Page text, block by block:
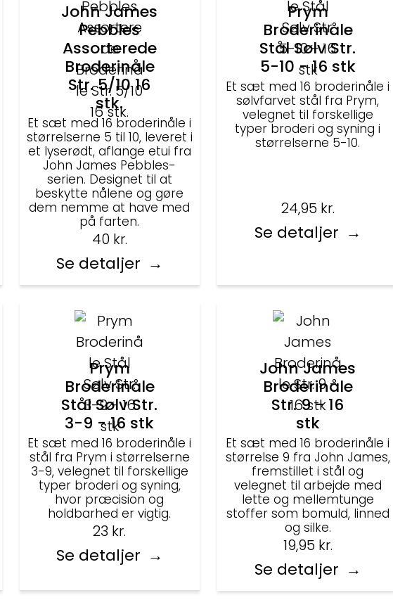
John James
Pebbles
Assorterede
Broderinåle
Str. 5/10 16
stk.
Et sæt med 16 broderinåle i
størrelserne 5 til 10, leveret i
et lyserødt, aflange etui fra
John James Pebbles-
serien. Designet til at
beskytte nålene og gøre
dem nemme at have med
på farten.
40 kr.
Se detaljer
Prym
Broderinåle
Stål Sølv Str.
5-10 - 16 stk
Et sæt med 16 broderinåle i
sølvfarvet stål fra Prym,
velegnet til forskellige
typer broderi og syning i
størrelserne 5-10.
24,95 kr.
Se detaljer
Prym
Broderinåle
Stål Sølv Str.
3-9 - 16 stk
Et sæt med 16 broderinåle i
stål fra Prym i størrelserne
3-9, velegnet til forskellige
typer broderi og syning,
hvor præcision og
holdbarhed er vigtig.
23 kr.
Se detaljer
John James
Broderinåle
Str. 9 - 16
stk
Et sæt med 16 broderinåle i
størrelse 9 fra John James,
fremstillet i stål og
velegnet til arbejde med
lette og mellemtunge
stoffer som bomuld, linned
og silke.
19,95 kr.
Se detaljer